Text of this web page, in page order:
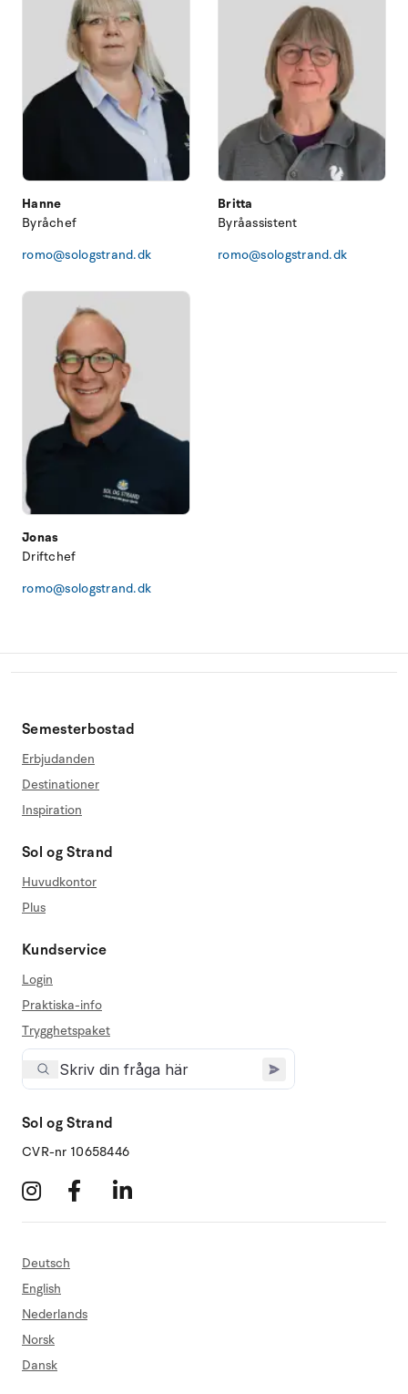
Hanne
Byråchef
romo@sologstrand.dk
Britta
Byråassistent
romo@sologstrand.dk
Jonas
Driftchef
romo@sologstrand.dk
Semesterbostad
Erbjudanden
Destinationer
Inspiration
Sol og Strand
Huvudkontor
Plus
Kundservice
Login
Praktiska-info
Trygghetspaket
Sol og Strand
CVR-nr 10658446
Deutsch
English
Nederlands
Norsk
Dansk